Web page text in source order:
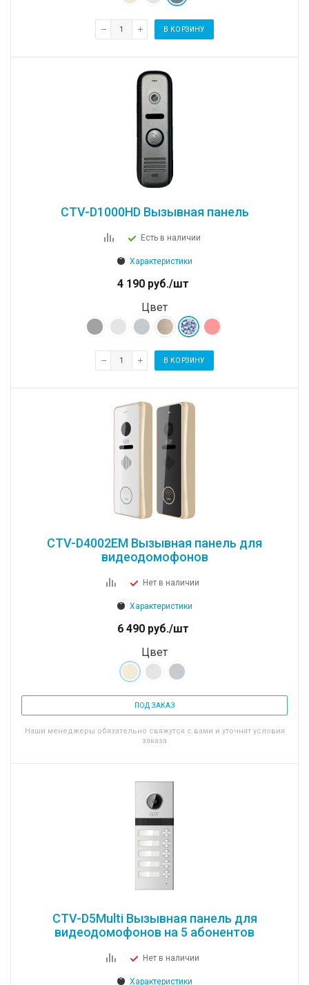
В КОРЗИНУ
CTV-D1000HD Вызывная панель
Есть в наличии
Характеристики
4 190 руб./шт
Цвет
В КОРЗИНУ
CTV-D4002EM Вызывная панель для
видеодомофонов
Нет в наличии
Характеристики
6 490 руб./шт
Цвет
ПОД ЗАКАЗ
Наши менеджеры обязательно свяжутся с вами и уточнят условия
заказа
CTV-D5Multi Вызывная панель для
видеодомофонов на 5 абонентов
Нет в наличии
Характеристики